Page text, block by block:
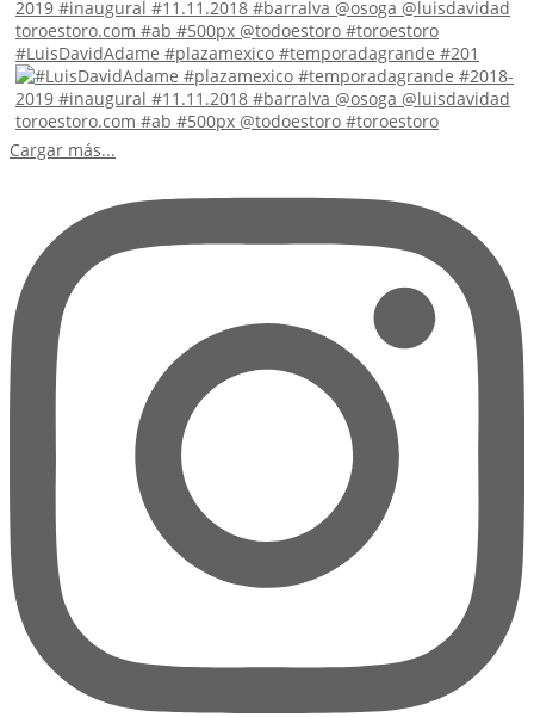
#LuisDavidAdame #plazamexico #temporadagrande #201
Cargar más...